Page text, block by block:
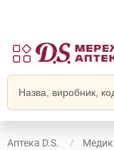
Аптека D.S.